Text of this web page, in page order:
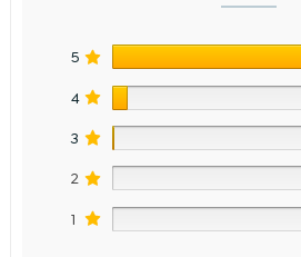
5
4
3
2
1